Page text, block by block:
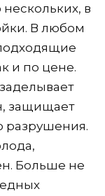
нескольких, в
В любом
и по цене.
защищает
разрушения.
Больше не